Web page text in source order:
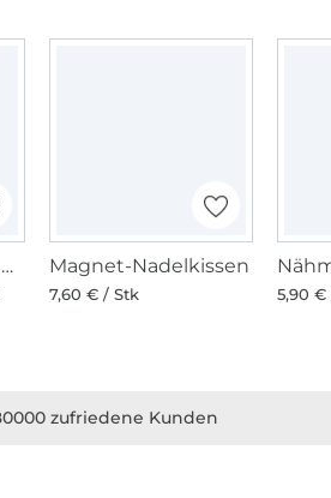
Bündchen Emma, hellgrau Magnet-Nadelkissen
7,60 € / Stk 5,90 €